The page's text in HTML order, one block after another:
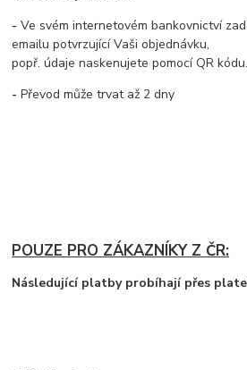
- Ve svém internetovém bankovnictví
emailu potvrzující Vaši objednávku,
popř. údaje naskenujete pomocí QR kódu.
- Převod může trvat až 2 dny
POUZE PRO ZÁKAZNÍKY Z ČR:
Následující platby probíhají přes